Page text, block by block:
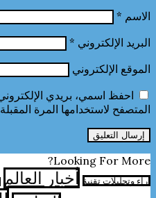
الاسم *
البريد الإلكتروني *
الموقع الإلكتروني
احفظ اسمي، بريدي
المتصفح لاستخدامها المرة
Looking For More?
آراء وتحليلات تقنية أخبار العالم